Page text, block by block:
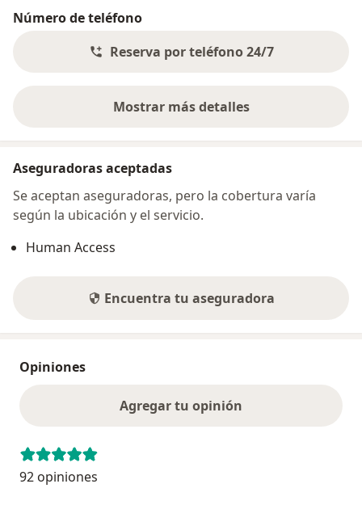
Número de teléfono
Reserva por teléfono 24/7
Mostrar más detalles
sobre la dirección
Aseguradoras aceptadas
Se aceptan aseguradoras, pero la cobertura varía
según la ubicación y el servicio.
Human Access
Encuentra tu aseguradora
Opiniones
Agregar tu opinión
92 opiniones